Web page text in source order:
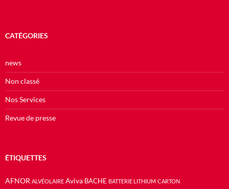
CATÉGORIES
news
Non classé
Nos Services
Revue de presse
ÉTIQUETTES
AFNOR ALVÉOLAIRE Aviva BACHE BATTERIE LITHIUM CARTON